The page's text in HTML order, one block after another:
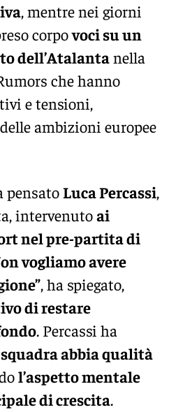
, mentre nei giorni
corpovoci su un
dell’Atalantanella
che hanno
e tensioni,
ambizioni europee
pensatoLuca Percassi,
intervenutoai
nel pre-partita di
vogliamo avere
, ha spiegato,
di restare
. Percassi ha
abbia qualità
l’aspetto mentale
di crescita.